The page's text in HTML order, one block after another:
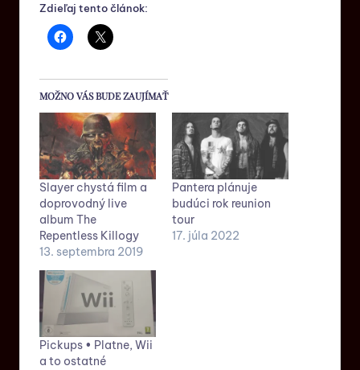
Zdieľaj tento článok:
MOŽNO VÁS BUDE ZAUJÍMAŤ
Slayer chystá film a
doprovodný live
album The
Repentless Killogy
13. septembra 2019
Pantera plánuje
budúci rok reunion
tour
17. júla 2022
Pickups • Platne, Wii
a to ostatné